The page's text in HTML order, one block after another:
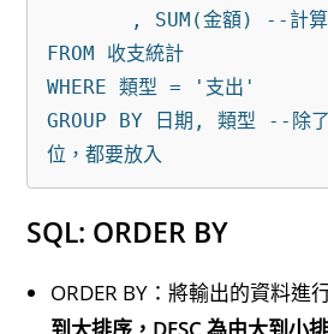
FROM 收支統計
WHERE 類型 = '支出'
GROUP BY 日期, 類型 --除了
SQL: ORDER BY
ORDER BY：將輸出的資料進
到大排序，DESC 為由大到小